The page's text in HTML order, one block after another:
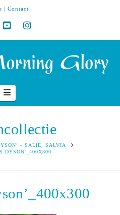
| Contact
Navigation
– SALIE, SALVIA
DYSON'_400X300